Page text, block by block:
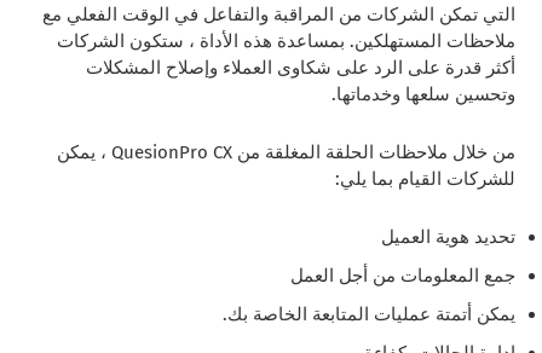
التي تمكن الشركات من المراقبة والتفاعل في الوقت الفعلي مع
ملاحظات المستهلكين. بمساعدة هذه الأداة ، ستكون الشركات
أكثر قدرة على الرد على شكاوى العملاء وإصلاح المشكلات
وتحسين سلعها وخدماتها.
من خلال ملاحظات الحلقة المغلقة من QuesionPro CX ، يمكن
للشركات القيام بما يلي:
تحديد هوية العميل
جمع المعلومات من أجل العمل
يمكن أتمتة عمليات المتابعة الخاصة بك.